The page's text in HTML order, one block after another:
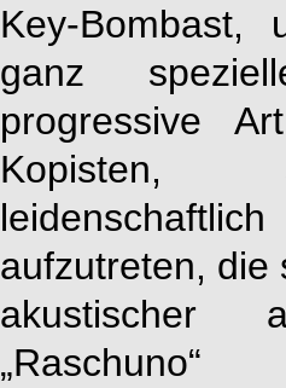
Key-
ganz
progressive
Kopisten,
aufzutreten, die
akustischer